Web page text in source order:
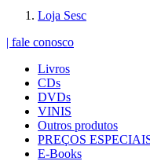
Loja Sesc
| fale conosco
Livros
CDs
DVDs
VINIS
Outros produtos
PREÇOS
E-Books